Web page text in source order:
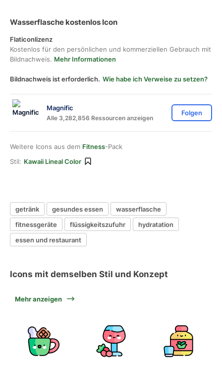
Wasserflasche kostenlos Icon
Flaticonlizenz
Kostenlos für den persönlichen und kommerziellen Gebrauch mit
Bildnachweis. Mehr Informationen
Bildnachweis ist erforderlich. Wie habe ich Verweise zu setzen?
Magnific
Alle 3,282,856 Ressourcen anzeigen
Folgen
Weitere Icons aus dem Fitness-Pack
Stil: Kawaii Lineal Color
getränk gesundes essen
wasserflasche
fitnessgeräte
flüssigkeitszufuhr
hydratation
essen und restaurant
Icons mit demselben Stil und Konzept
Mehr anzeigen